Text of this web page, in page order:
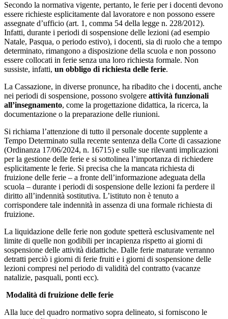
Secondo la normativa vigente, pertanto, le ferie per i docenti devono
essere richieste esplicitamente dal lavoratore e non possono essere
assegnate d’ufficio (art. 1, comma 54 della legge n. 228/2012).
Infatti, durante i periodi di sospensione delle lezioni (ad esempio
Natale, Pasqua, o periodo estivo), i docenti, sia di ruolo che a tempo
determinato, rimangono a disposizione della scuola e non possono
essere collocati in ferie senza una loro richiesta formale. Non
sussiste, infatti, un obbligo di richiesta delle ferie.
La Cassazione, in diverse pronunce, ha ribadito che i docenti, anche
nei periodi di sospensione, possono svolgere attività funzionali
all’insegnamento, come la progettazione didattica, la ricerca, la
documentazione o la preparazione delle riunioni.
Si richiama l’attenzione di tutto il personale docente supplente a
Tempo Determinato sulla recente sentenza della Corte di cassazione
(Ordinanza 17/06/2024, n. 16715) e sulle sue rilevanti implicazioni
per la gestione delle ferie e si sottolinea l’importanza di richiedere
esplicitamente le ferie. Si precisa che la mancata richiesta di
fruizione delle ferie – a fronte dell’informazione adeguata della
scuola – durante i periodi di sospensione delle lezioni fa perdere il
diritto all’indennità sostitutiva. L’istituto non è tenuto a
corrispondere tale indennità in assenza di una formale richiesta di
fruizione.
La liquidazione delle ferie non godute spetterà esclusivamente nel
limite di quelle non godibili per incapienza rispetto ai giorni di
sospensione delle attività didattiche. Dalle ferie maturate verranno
detratti perciò i giorni di ferie fruiti e i giorni di sospensione delle
lezioni compresi nel periodo di validità del contratto (vacanze
natalizie, pasquali, ponti ecc).
Modalità di fruizione delle ferie
Alla luce del quadro normativo sopra delineato, si forniscono le